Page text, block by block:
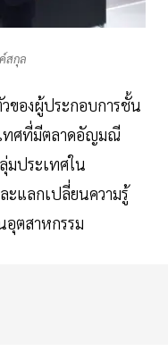
สกุล
ของผู้ประกอบการชั้น
ทศที่มีตลาดอัญมณี
มประเทศใน
ะแลกเปลี่ยนความรู้
อุตสาหกรรม